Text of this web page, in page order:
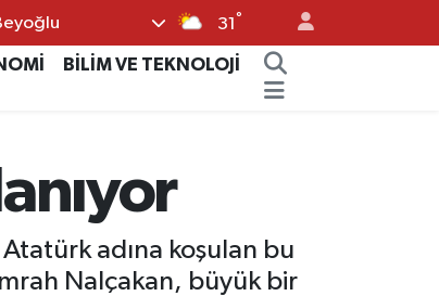
31 °
BİLİM VE TEKNOLOJİ
Atatürk adına koşulan bu
Nalçakan, büyük bir